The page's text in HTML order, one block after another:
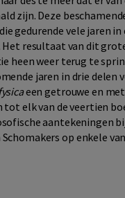
zijn. Deze
gedurende vele jaren
Het resultaat van dit
heen weer terug te
jaren in drie delen
een getrouwe en
elk van de veertien
aantekeningen
Schomakers op enkele